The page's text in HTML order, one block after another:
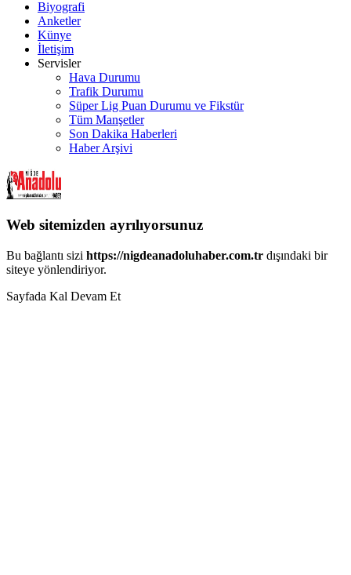
Biyografi
Anketler
Künye
İletişim
Servisler
Hava Durumu
Trafik Durumu
Süper Lig Puan Durumu ve Fikstür
Tüm Manşetler
Son Dakika Haberleri
Haber Arşivi
Web sitemizden ayrılıyorsunuz
Bu bağlantı sizi https://nigdeanadoluhaber.com.tr dışındaki bir
siteye yönlendiriyor.
Sayfada Kal Devam Et